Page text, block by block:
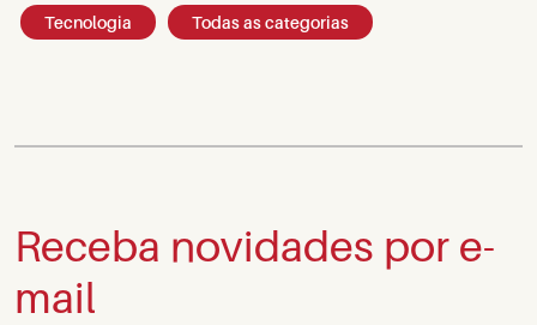
Tecnologia Todas as categorias
Receba novidades por e-
mail